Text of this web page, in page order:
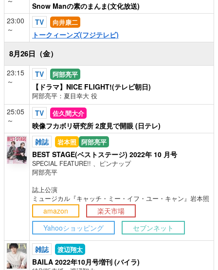
Snow Manの素のまんま(文化放送)
23:00
～
TV 向井康二
トークィーンズ(フジテレビ)
8月26日（金）
23:15
～
TV 阿部亮平
【ドラマ】NICE FLIGHT!(テレビ朝日)
阿部亮平：夏目幸大 役
25:05
～
TV 佐久間大介
映像フカボリ研究所 2度見で開眼 (日テレ)
雑誌
岩本照 阿部亮平
BEST STAGE(ベストステージ) 2022年 10 月号
SPECIAL FEATURE!! 、ピンナップ
阿部亮平
誌上公演
ミュージカル『キャッチ・ミー・イフ・ユー・キャン』岩本照
amazon
楽天市場
Yahooショッピング
セブンネット
雑誌 渡辺翔太
BAILA 2022年10月号増刊 (バイラ)